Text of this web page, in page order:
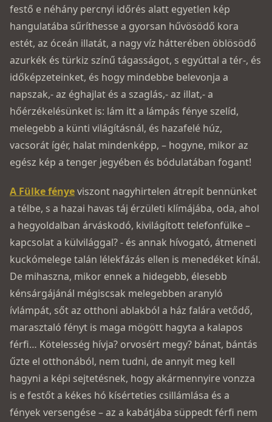
festő e néhány percnyi időrés alatt egyetlen kép
hangulatába sűríthesse a gyorsan hűvösödő kora
estét, az óceán illatát, a nagy víz hátterében öblösödő
azurkék és türkiz színű tágasságot, s egyúttal a tér-, és
időképzeteinket, és hogy mindebbe belevonja a
napszak,- az éghajlat és a szaglás,- az illat,- a
hőérzékelésünket is: lám itt a lámpás fénye szelíd,
melegebb a künti világításnál, és hazafelé húz,
vacsorát ígér, halat mindenképp, – hogyne, mikor az
egész kép a tenger jegyében és bódulatában fogant!
A Fülke fényeviszont nagyhirtelen átrepít bennünket
a télbe, s a hazai havas táj érzületi klímájába, oda, ahol
a hegyoldalban árváskodó, kivilágított telefonfülke –
kapcsolat a külvilággal? -­ és annak hívogató, átmeneti
kuckómelege talán lélekfázás ellen is menedéket kínál.
De mihaszna, mikor ennek a hidegebb, élesebb
kénsárgájánál mégiscsak melegebben aranyló
ívlámpát, sőt az otthoni ablakból a ház falára vetődő,
marasztaló fényt is maga mögött hagyta a kalapos
férfi… Kötelesség hívja? orvosért megy? bánat, bántás
űzte el otthonából, nem tudni, de annyit meg kell
hagyni a képi sejtetésnek, hogy akármennyire vonzza
is e festőt a kékes hó kísérteties csillámlása és a
fények versengése – az a kabátjába süppedt férfi nem